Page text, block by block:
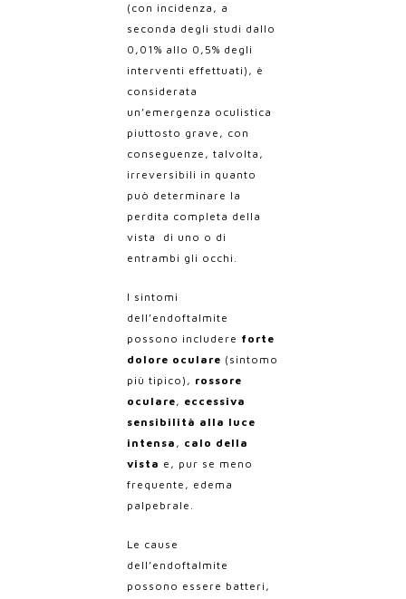
(con incidenza, a
seconda degli studi dallo
0,01% allo 0,5% degli
interventi effettuati), è
considerata
un’emergenza oculistica
piuttosto grave, con
conseguenze, talvolta,
irreversibili in quanto
può determinare la
perdita completa della
vista di uno o di
entrambi gli occhi.
I sintomi
dell’endoftalmite
possono includere forte
dolore oculare (sintomo
più tipico), rossore
oculare, eccessiva
sensibilità alla luce
intensa , calo della
vista e, pur se meno
frequente, edema
palpebrale.
Le cause
dell’endoftalmite
possono essere batteri,